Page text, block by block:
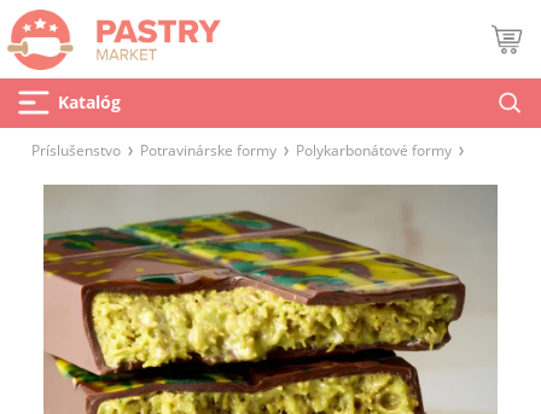
Katalóg
Príslušenstvo Potravinárske formy Polykarbonátové formy